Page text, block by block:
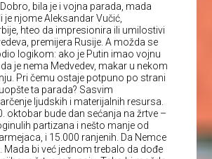
Dobro, bila je i vojna parada, mada
je njome Aleksandar Vučić,
hteo da impresionira ili umilostivi
premijera Rusije. A možda se
logikom: ako je Putin imao vojnu
je nema Medvedev, makar u nekom
Pri čemu ostaje potpuno po strani
ta parada? Sasvim
ljudskih i materijalnih resursa.
oktobar bude dan sećanja na žrtve –
partizana i nešto manje od
i 15.000 ranjenih. Da Nemce
Mada bi već jednom trebalo da dođe